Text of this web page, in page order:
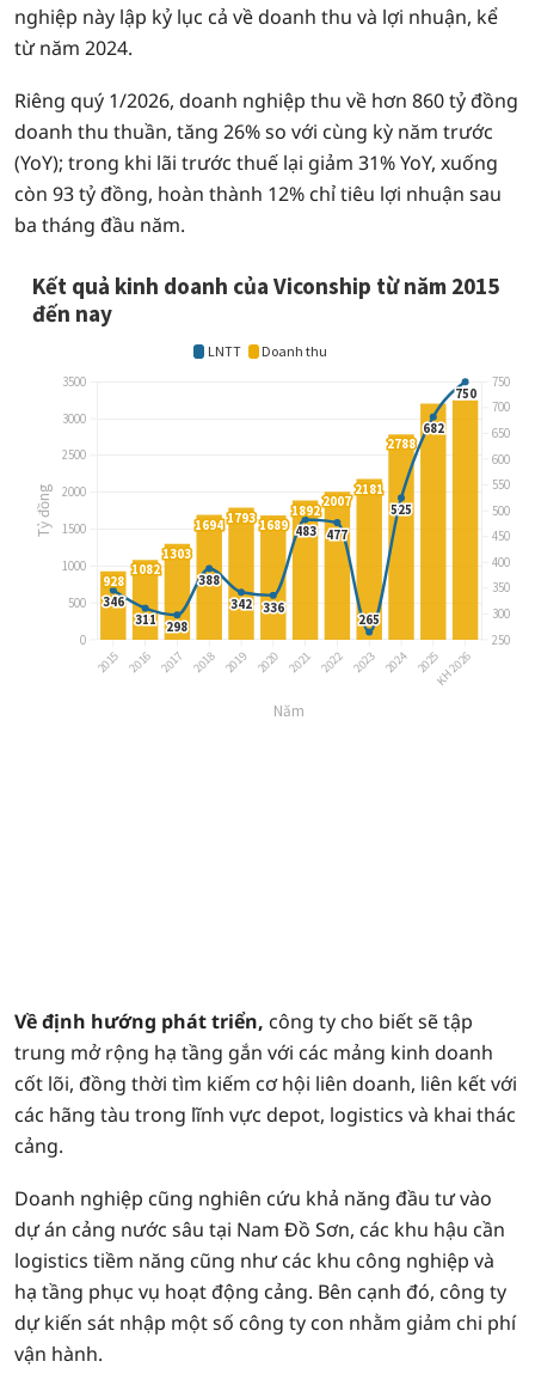
nghiệp này lập kỷ lục cả về doanh thu và lợi nhuận, kể
từ năm 2024.
Riêng quý 1/2026, doanh nghiệp thu về hơn 860 tỷ đồng
doanh thu thuần, tăng 26% so với cùng kỳ năm trước
(YoY); trong khi lãi trước thuế lại giảm 31% YoY, xuống
còn 93 tỷ đồng, hoàn thành 12% chỉ tiêu lợi nhuận sau
ba tháng đầu năm.
Về định hướng phát triển, công ty cho biết sẽ tập
trung mở rộng hạ tầng gắn với các mảng kinh doanh
cốt lõi, đồng thời tìm kiếm cơ hội liên doanh, liên kết với
các hãng tàu trong lĩnh vực depot, logistics và khai thác
cảng.
Doanh nghiệp cũng nghiên cứu khả năng đầu tư vào
dự án cảng nước sâu tại Nam Đồ Sơn, các khu hậu cần
logistics tiềm năng cũng như các khu công nghiệp và
hạ tầng phục vụ hoạt động cảng. Bên cạnh đó, công ty
dự kiến sát nhập một số công ty con nhằm giảm chi phí
vận hành.